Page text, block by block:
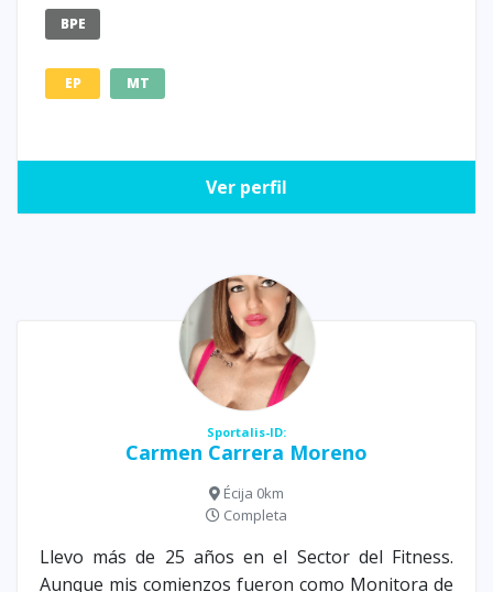
BPE
EP MT
Ver perfil
Sportalis-ID:
Carmen Carrera Moreno
Écija 0km
Completa
Llevo más de 25 años en el Sector del Fitness.
Aunque mis comienzos fueron como Monitora de